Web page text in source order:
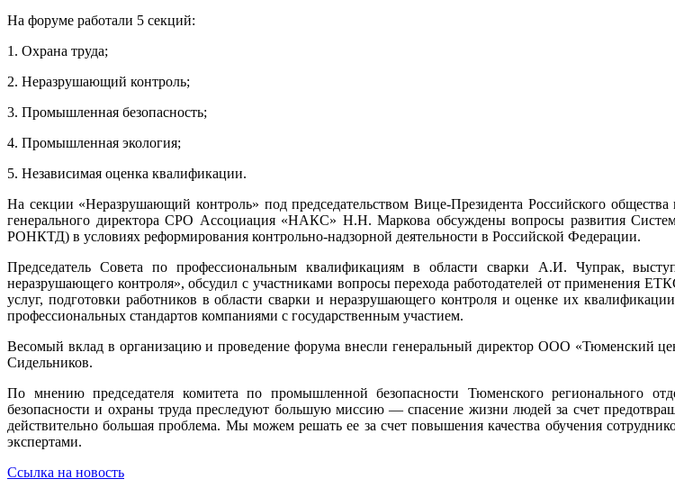
На форуме работали 5 секций:
1. Охрана труда;
2. Неразрушающий контроль;
3. Промышленная безопасность;
4. Промышленная экология;
5. Независимая оценка квалификации.
На секции «Неразрушающий контроль» под председательством Вице-Президента Российского
генерального директора СРО Ассоциация «НАКС» Н.Н. Маркова обсуждены вопросы развития
РОНКТД) в условиях реформирования контрольно-надзорной деятельности в Российской Федерации.
Председатель Совета по профессиональным квалификациям в области сварки А.И. Чупрак,
неразрушающего контроля», обсудил с участниками вопросы перехода работодателей от применения
услуг, подготовки работников в области сварки и неразрушающего контроля и оценке их
профессиональных стандартов компаниями с государственным участием.
Весомый вклад в организацию и проведение форума внесли генеральный директор ООО «Тюменский
Сидельников.
По мнению председателя комитета по промышленной безопасности Тюменского регионального
безопасности и охраны труда преследуют большую миссию — спасение жизни людей за счет
действительно большая проблема. Мы можем решать ее за счет повышения качества обучения
экспертами.
Ссылка на новость